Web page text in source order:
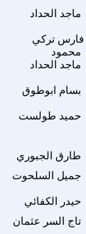
ماجد الحداد
فارس تركي
محمود
ماجد الحداد
بسام ابوطوق
حميد طولست
طارق الجبوري
جميل السلحوت
حيدر الكفائي
تاج السر عثمان